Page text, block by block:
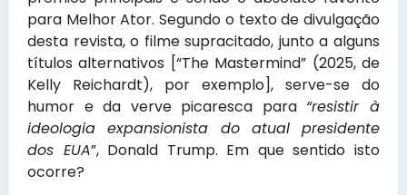
para Melhor Ator. Segundo o texto de divulgação
desta revista, o filme supracitado, junto a alguns
títulos alternativos [“The Mastermind” (2025, de
Kelly Reichardt), por exemplo], serve-se do
humor e da verve picaresca para “resistir à
ideologia expansionista do atual presidente
dos EUA”, Donald Trump. Em que sentido isto
ocorre?